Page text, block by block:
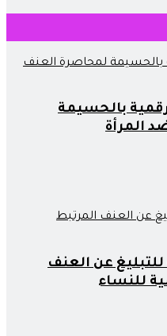
رقمية بالحسيمة
المرأة
عن العنف
للنساء